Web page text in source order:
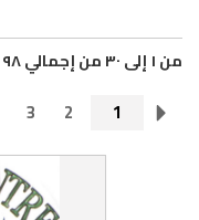
من ١ إلى ٣٠ من إجمالي ٩٨ للاعضاء المسجَّلة
1
2
3